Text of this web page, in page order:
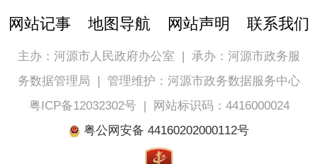
网站记事 地图导航 网站声明 联系我们
主办：河源市人民政府办公室 | 承办：河源市政务服
务数据管理局 | 管理维护：河源市政务数据服务中心
粤ICP备12032302号|
网站标识码：4416000024
粤公网安备 44160202000112号